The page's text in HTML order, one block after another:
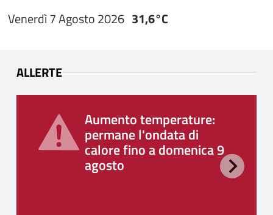
Venerdì 7 Agosto 2026 31,6°C
ALLERTE
Aumento temperature:
permane l'ondata di
calore fino a domenica 9
agosto